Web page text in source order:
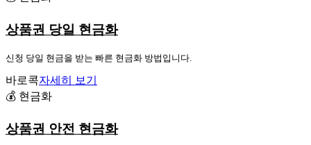
상품권 당일 현금화
신청 당일 현금을 받는 빠른 현금화 방법입니다.
바로콕자세히 보기
💰 현금화
상품권 안전 현금화